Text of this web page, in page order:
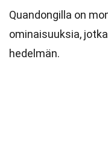
Quandongilla on
ominaisuuksia,
hedelmän.